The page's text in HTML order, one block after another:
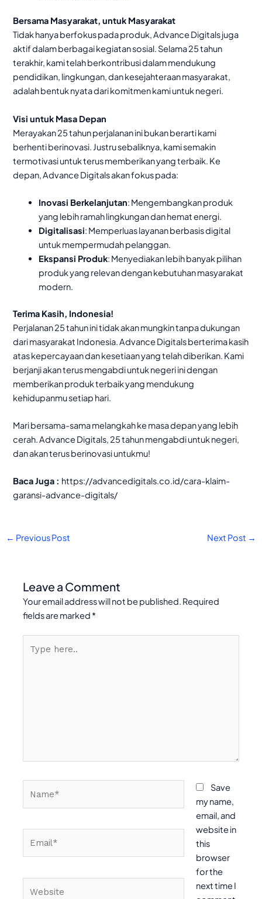
Bersama Masyarakat, untuk Masyarakat
Tidak hanya berfokus pada produk, Advance Digitals juga
aktif dalam berbagai kegiatan sosial. Selama 25 tahun
terakhir, kami telah berkontribusi dalam mendukung
pendidikan, lingkungan, dan kesejahteraan masyarakat,
adalah bentuk nyata dari komitmen kami untuk negeri.
Visi untuk Masa Depan
Merayakan 25 tahun perjalanan ini bukan berarti kami
berhenti berinovasi. Justru sebaliknya, kami semakin
termotivasi untuk terus memberikan yang terbaik. Ke
depan, Advance Digitals akan fokus pada:
Inovasi Berkelanjutan: Mengembangkan produk
yang lebih ramah lingkungan dan hemat energi.
Digitalisasi: Memperluas layanan berbasis digital
untuk mempermudah pelanggan.
Ekspansi Produk: Menyediakan lebih banyak pilihan
produk yang relevan dengan kebutuhan masyarakat
modern.
Terima Kasih, Indonesia!
Perjalanan 25 tahun ini tidak akan mungkin tanpa dukungan
dari masyarakat Indonesia. Advance Digitals berterima kasih
atas kepercayaan dan kesetiaan yang telah diberikan. Kami
berjanji akan terus mengabdi untuk negeri ini dengan
memberikan produk terbaik yang mendukung
kehidupanmu setiap hari.
Mari bersama-sama melangkah ke masa depan yang lebih
cerah. Advance Digitals, 25 tahun mengabdi untuk negeri,
dan akan terus berinovasi untukmu!
Baca Juga : https://advancedigitals.co.id/cara-klaim-
garansi-advance-digitals/
← Previous Post Next Post →
Leave a Comment
Your email address will not be published. Required
fields are marked *
here..
Save
my name,
email, and
website in
this
browser
for the
next time I